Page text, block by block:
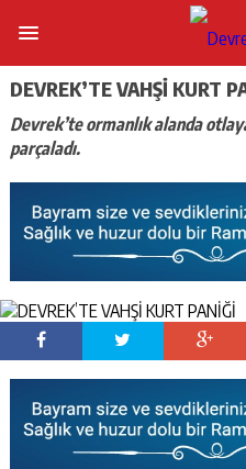
DEVREK’TE VAHŞİ KURT
Devrek’te ormanlık alanda
parçaladı.